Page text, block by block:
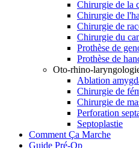
Chirurgie de la
Chirurgie de
Chirurgie de
Chirurgie du
Prothèse de
Prothèse de
Oto-rhino-
Ablation
Chirurgie de
Chirurgie de
Perforation
Septoplastie
Comment Ça Marche
Guide Pré-Op